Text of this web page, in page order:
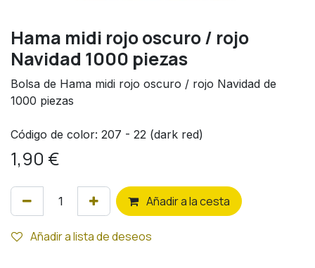
Hama midi rojo oscuro / rojo
Navidad 1000 piezas
Bolsa de Hama midi rojo oscuro / rojo Navidad de
1000 piezas
Código de color: 207 - 22 (dark red)
1,90 €
Añadir a la cesta
Añadir a lista de deseos